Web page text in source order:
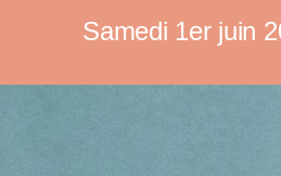
Samedi 1er juin